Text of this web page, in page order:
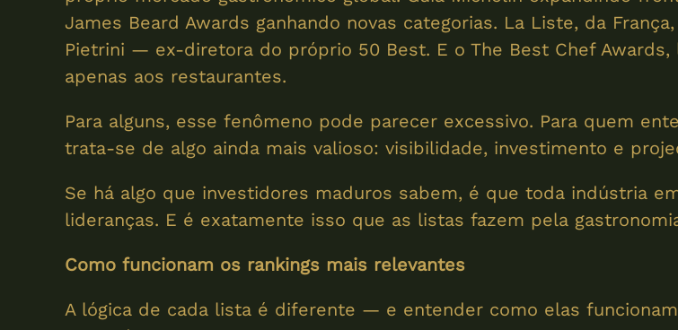
James Beard Awards ganhando novas categorias. La Liste, da
Pietrini — ex-diretora do próprio 50 Best. E o The Best Chef
apenas aos restaurantes.
Para alguns, esse fenômeno pode parecer excessivo. Para quem
trata-se de algo ainda mais valioso: visibilidade, investimento e
Se há algo que investidores maduros sabem, é que toda indústria
lideranças. E é exatamente isso que as listas fazem pela
Como funcionam os rankings mais relevantes
A lógica de cada lista é diferente — e entender como elas